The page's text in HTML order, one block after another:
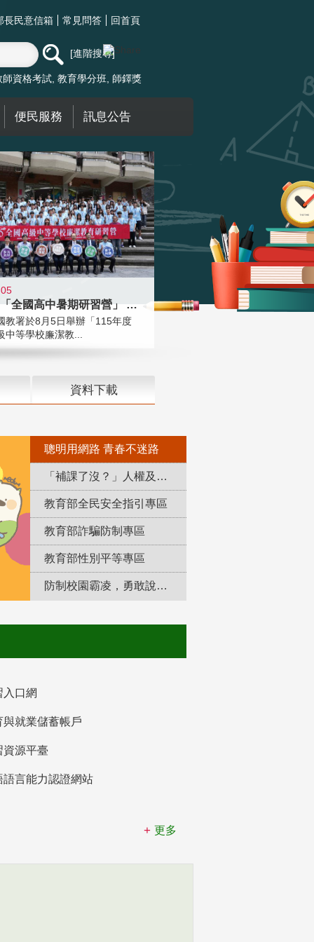
長民意信箱 常見問答 回首頁
進階搜尋
師資格考試 教育學分班 師鐸獎
便民服務 訊息公告
國教署「全國高中暑期研習營」 以多
教署於8月5日舉辦「115年度
中等學校廉潔教...
資料下載
聰明用網路 青春不迷路
「補課了沒？」人權及轉型正義教育專區
教育部全民安全指引專區
教育部詐騙防制專區
教育部性別平等專區
防制校園霸凌，勇敢說出來！
入口網
與就業儲蓄帳戶
資源平臺
語言能力認證網站
更多